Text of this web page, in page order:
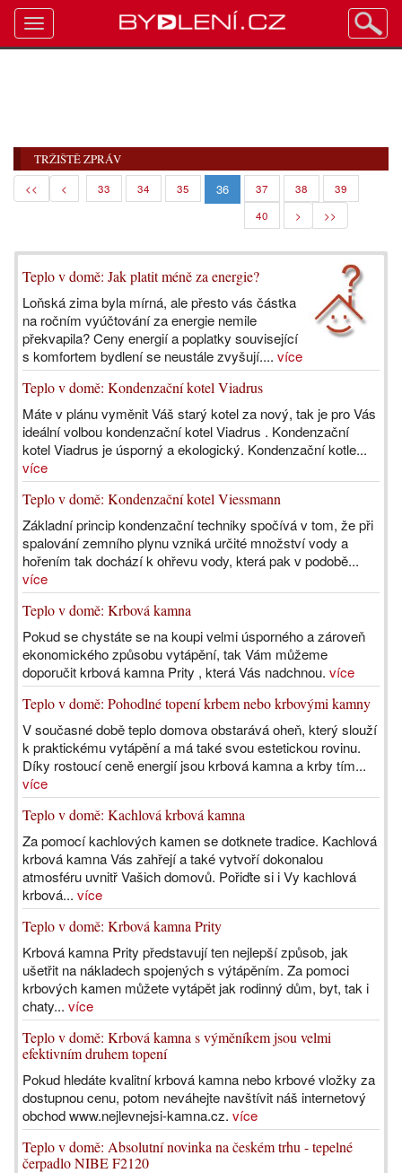
TRŽIŠTĚ ZPRÁV
<< < 33 34 35 36 37 38
39
40
> >>
Teplo v domě: Jak platit méně za energie?
Loňská zima byla mírná, ale přesto vás částka
na ročním vyúčtování za energie nemile
překvapila? Ceny energií a poplatky související
s komfortem bydlení se neustále zvyšují.... více
Teplo v domě: Kondenzační kotel Viadrus
Máte v plánu vyměnit Váš starý kotel za nový, tak je pro Vás
ideální volbou kondenzační kotel Viadrus . Kondenzační
kotel Viadrus je úsporný a ekologický. Kondenzační kotle...
více
Teplo v domě: Kondenzační kotel Viessmann
Základní princip kondenzační techniky spočívá v tom, že při
spalování zemního plynu vzniká určité množství vody a
hořením tak dochází k ohřevu vody, která pak v podobě...
více
Teplo v domě: Krbová kamna
Pokud se chystáte se na koupi velmi úsporného a zároveň
ekonomického způsobu vytápění, tak Vám můžeme
doporučit krbová kamna Prity , která Vás nadchnou. více
Teplo v domě: Pohodlné topení krbem nebo krbovými kamny
V současné době teplo domova obstarává oheň, který slouží
k praktickému vytápění a má také svou estetickou rovinu.
Díky rostoucí ceně energií jsou krbová kamna a krby tím...
více
Teplo v domě: Kachlová krbová kamna
Za pomocí kachlových kamen se dotknete tradice. Kachlová
krbová kamna Vás zahřejí a také vytvoří dokonalou
atmosféru uvnitř Vašich domovů. Pořiďte si i Vy kachlová
krbová... více
Teplo v domě: Krbová kamna Prity
Krbová kamna Prity představují ten nejlepší způsob, jak
ušetřit na nákladech spojených s výtápěním. Za pomoci
krbových kamen můžete vytápět jak rodinný dům, byt, tak i
chaty... více
Teplo v domě: Krbová kamna s výměníkem jsou velmi
efektivním druhem topení
Pokud hledáte kvalitní krbová kamna nebo krbové vložky za
dostupnou cenu, potom neváhejte navštívit náš internetový
obchod www.nejlevnejsi-kamna.cz. více
Teplo v domě: Absolutní novinka na českém trhu - tepelné
čerpadlo NIBE F2120
Toggle
navigation